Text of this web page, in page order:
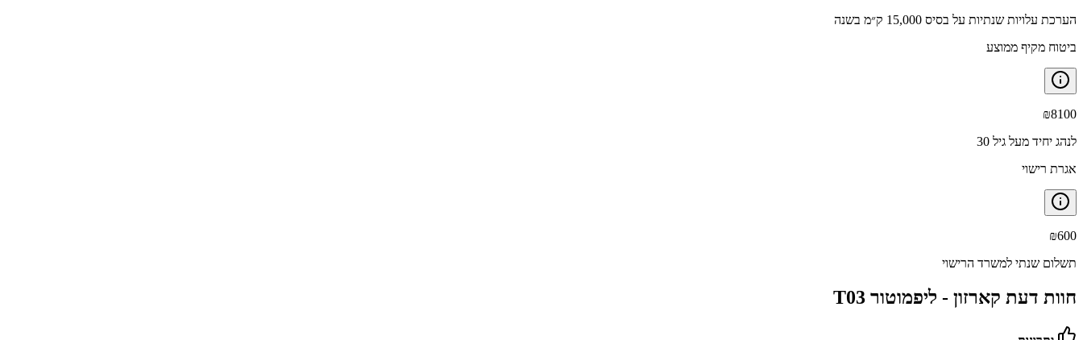
הערכת עלויות שנתיות על בסיס 15,000 ק״מ בשנה
ביטוח מקיף ממוצע
₪8100
לנהג יחיד מעל גיל 30
אגרת רישוי
₪600
תשלום שנתי למשרד הרישוי
חוות דעת קארזון - ליפמוטור T03